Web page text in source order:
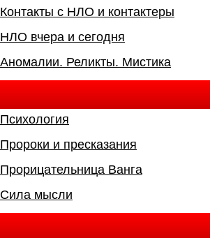
Контакты с НЛО и контактеры
НЛО вчера и сегодня
Аномалии. Реликты. Мистика
Психология
Пророки и пресказания
Прорицательница Ванга
Сила мысли